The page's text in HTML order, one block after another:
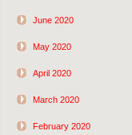
June 2020
May 2020
April 2020
March 2020
February 2020